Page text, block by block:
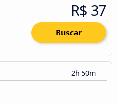
R$ 37
Buscar
2h 50m